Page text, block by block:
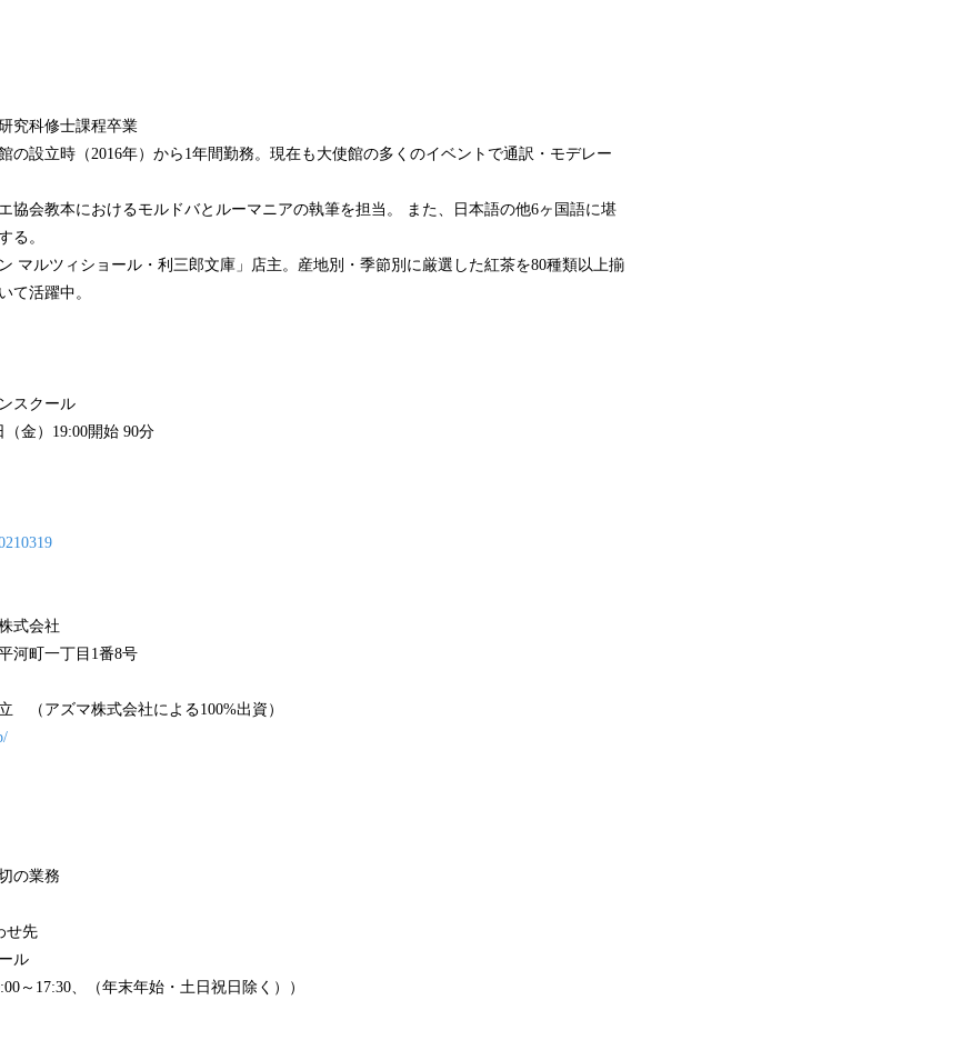
究科修士課程卒業
の設立時（2016年）から1年間勤務。現在も大使館の多くのイベントで通訳・モデレー
協会教本におけるモルドバとルーマニアの執筆を担当。 また、日本語の他6ヶ国語に堪
る。
マルツィショール・利三郎文庫」店主。産地別・季節別に厳選した紅茶を80種類以上揃
て活躍中。
スクール
（金）19:00開始 90分
式会社
河町一丁目1番8号
（アズマ株式会社による100%出資）
の業務
せ先
ル
～17:30、（年末年始・土日祝日除く））